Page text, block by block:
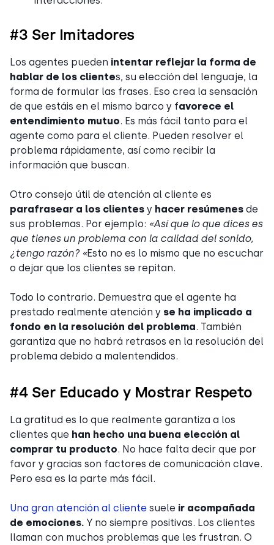
#3 Ser Imitadores
Los agentes pueden intentar reflejar la forma de
hablar de los clientes, su elección del lenguaje, la
forma de formular las frases. Eso crea la sensación
de que estáis en el mismo barco y favorece el
entendimiento mutuo. Es más fácil tanto para el
agente como para el cliente. Pueden resolver el
problema rápidamente, así como recibir la
información que buscan.
Otro consejo útil de atención al cliente es
parafrasear a los clientes y hacer resúmenes de
sus problemas. Por ejemplo: «Así que lo que dices es
que tienes un problema con la calidad del sonido,
¿tengo razón? «Esto no es lo mismo que no escuchar
o dejar que los clientes se repitan.
Todo lo contrario. Demuestra que el agente ha
prestado realmente atención y se ha implicado a
fondo en la resolución del problema. También
garantiza que no habrá retrasos en la resolución del
problema debido a malentendidos.
#4 Ser Educado y Mostrar Respeto
La gratitud es lo que realmente garantiza a los
clientes que han hecho una buena elección al
comprar tu producto. No hace falta decir que por
favor y gracias son factores de comunicación clave.
Pero esa es la parte más fácil.
Una gran atención al cliente suele ir acompañada
de emociones. Y no siempre positivas. Los clientes
llaman con muchos problemas que les frustran. O